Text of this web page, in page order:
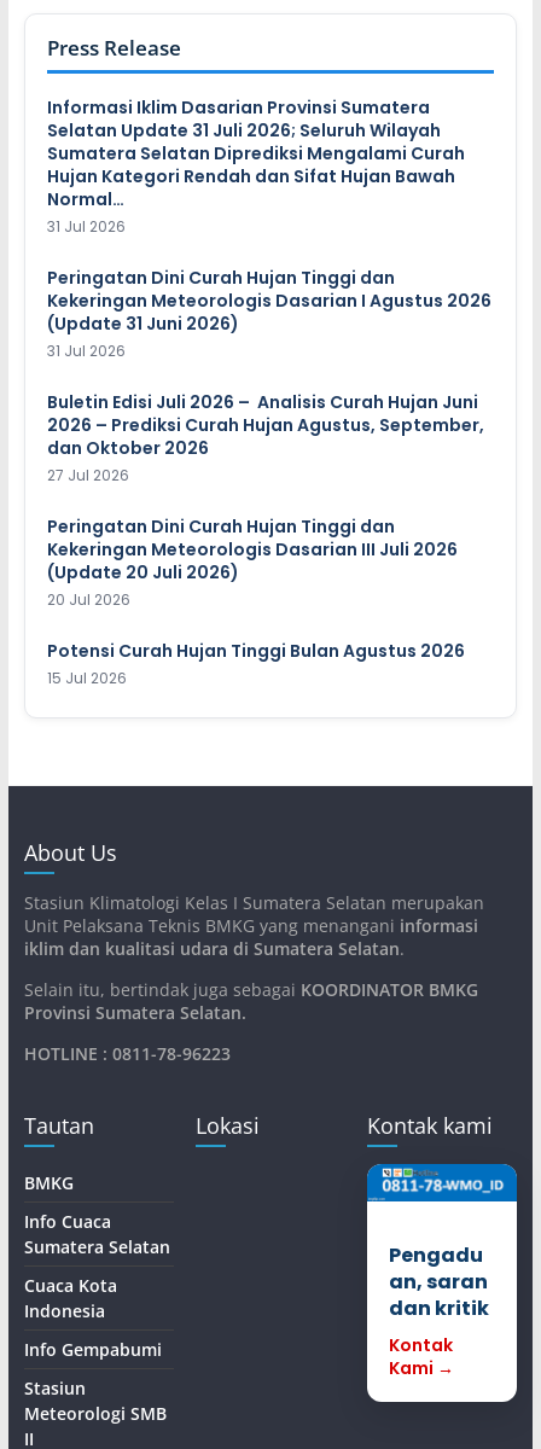
Press Release
Informasi Iklim Dasarian Provinsi Sumatera
Selatan Update 31 Juli 2026; Seluruh Wilayah
Sumatera Selatan Diprediksi Mengalami Curah
Hujan Kategori Rendah dan Sifat Hujan Bawah
Normal…
31 Jul 2026
Peringatan Dini Curah Hujan Tinggi dan
Kekeringan Meteorologis Dasarian I Agustus 2026
(Update 31 Juni 2026)
31 Jul 2026
Buletin Edisi Juli 2026 – Analisis Curah Hujan Juni
2026 – Prediksi Curah Hujan Agustus, September,
dan Oktober 2026
27 Jul 2026
Peringatan Dini Curah Hujan Tinggi dan
Kekeringan Meteorologis Dasarian III Juli 2026
(Update 20 Juli 2026)
20 Jul 2026
Potensi Curah Hujan Tinggi Bulan Agustus 2026
15 Jul 2026
About Us
Stasiun Klimatologi Kelas I Sumatera Selatan merupakan
Unit Pelaksana Teknis BMKG yang menangani informasi
iklim dan kualitasi udara di Sumatera Selatan.
Selain itu, bertindak juga sebagai KOORDINATOR BMKG
Provinsi Sumatera Selatan.
HOTLINE : 0811-78-96223
Tautan
BMKG
Info Cuaca
Sumatera Selatan
Cuaca Kota
Indonesia
Info Gempabumi
Stasiun
Meteorologi SMB
II
Lokasi Kontak kami
Pengadu
an, saran
dan kritik
Kontak
Kami →